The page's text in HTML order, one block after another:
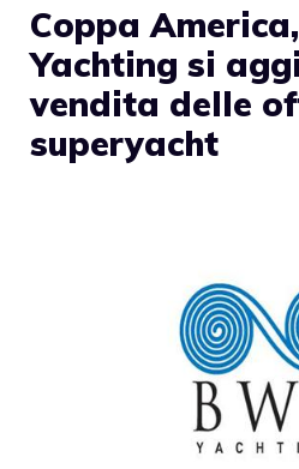
Coppa
Yachting si
vendita delle
superyacht